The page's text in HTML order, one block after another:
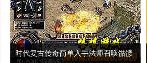
时代复古传奇简单入手法师召唤骷髅